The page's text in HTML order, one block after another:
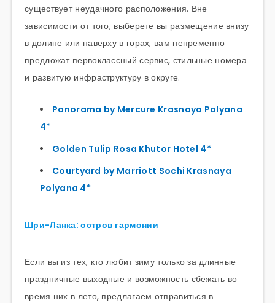
существует неудачного расположения. Вне
зависимости от того, выберете вы размещение внизу
в долине или наверху в горах, вам непременно
предложат первоклассный сервис, стильные номера
и развитую инфраструктуру в округе.
Panorama by Mercure Krasnaya Polyana
4*
Golden Tulip Rosa Khutor Hotel 4*
Courtyard by Marriott Sochi Krasnaya
Polyana 4*
Шри-Ланка: остров гармонии
Если вы из тех, кто любит зиму только за длинные
праздничные выходные и возможность сбежать во
время них в лето, предлагаем отправиться в